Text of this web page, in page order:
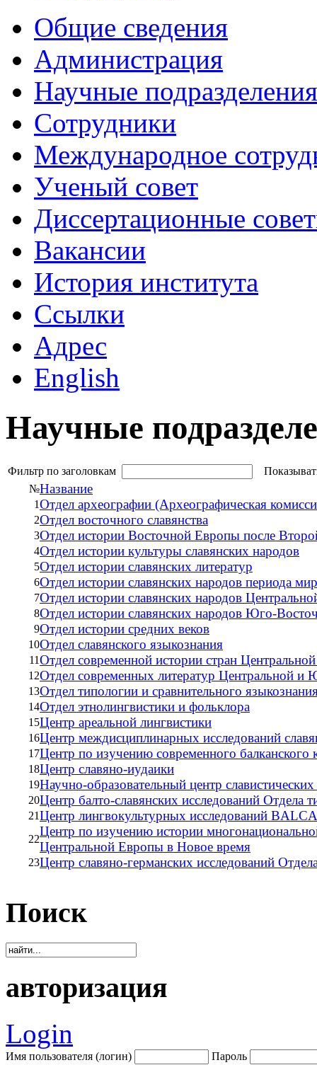
Общие сведения
Администрация
Научные подразделения
Сотрудники
Международное
Ученый совет
Диссертационные
Вакансии
История института
Ссылки
Адрес
English
Научные
Фильтр по заголовкам
№Название
1Отдел археографии (Археографическая
2Отдел восточного славянства
3Отдел истории Восточной Европы после
4Отдел истории культуры славянских народов
5Отдел истории славянских литератур
6Отдел истории славянских народов периода
7Отдел истории славянских народов
8Отдел истории славянских народов Юго-
9Отдел истории средних веков
10Отдел славянского языкознания
11Отдел современной истории стран
12Отдел современных литератур Центральной
13Отдел типологии и сравнительного
14Отдел этнолингвистики и фольклора
15Центр ареальной лингвистики
16Центр междисциплинарных исследований
17Центр по изучению современного балканского
18Центр славяно-иудаики
19Научно-образовательный центр
20Центр балто-славянских исследований Отдела
21Центр лингвокультурных исследований
22
Центр по изучению истории
Центральной Европы в Новое время
23Центр славяно-германских исследований
Поиск
авторизация
Login
Имя пользователя (логин) Пароль